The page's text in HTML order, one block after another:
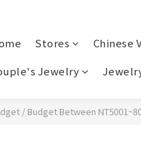
Stores Chinese
Jewelry
/ Budget Between